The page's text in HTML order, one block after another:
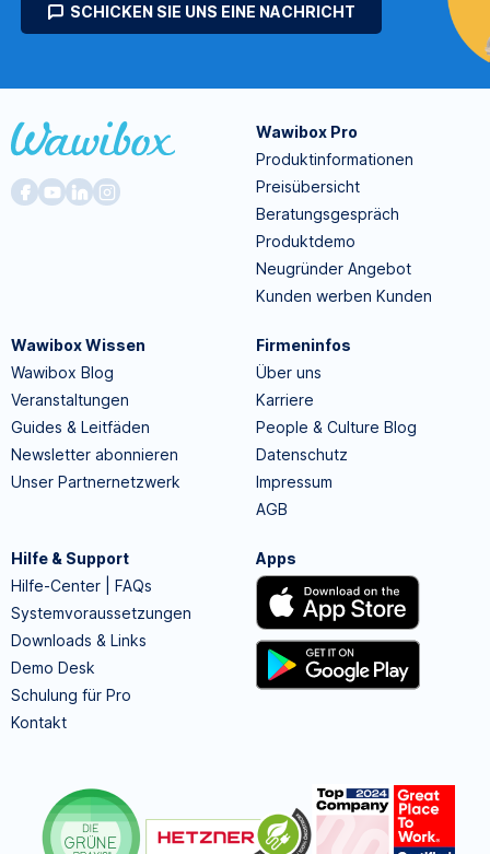
SCHICKEN SIE UNS EINE NACHRICHT
Wawibox Pro
Produktinformationen
Preisübersicht
Beratungsgespräch
Produktdemo
Neugründer Angebot
Kunden werben Kunden
Wawibox Wissen
Wawibox Blog
Veranstaltungen
Guides & Leitfäden
Newsletter abonnieren
Unser Partnernetzwerk
Firmeninfos
Über uns
Karriere
People & Culture Blog
Datenschutz
Impressum
AGB
Hilfe & Support
Hilfe-Center | FAQs
Systemvoraussetzungen
Downloads & Links
Demo Desk
Schulung für Pro
Kontakt
Apps